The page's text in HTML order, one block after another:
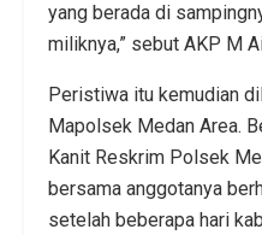
yang berada di
miliknya,” sebut AKP M
Peristiwa itu kemudian
Mapolsek Medan Area.
Kanit Reskrim Polsek
bersama anggotanya
setelah beberapa hari